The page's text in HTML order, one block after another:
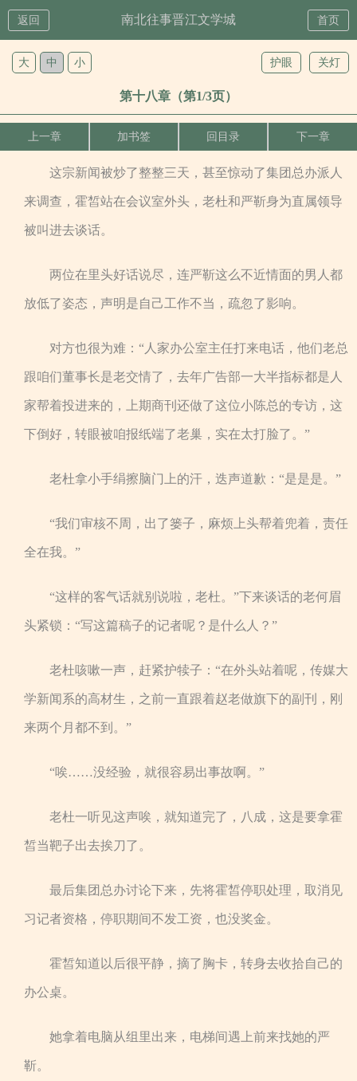
返回 南北往事晋江文学城 首页
关灯
护眼
大 中 小
第十八章（第1/3页）
上一章 加书签 回目录 下一章
这宗新闻被炒了整整三天，甚至惊动了集团总办派人
来调查，霍皙站在会议室外头，老杜和严靳身为直属领导
被叫进去谈话。
两位在里头好话说尽，连严靳这么不近情面的男人都
放低了姿态，声明是自己工作不当，疏忽了影响。
对方也很为难：“人家办公室主任打来电话，他们老总
跟咱们董事长是老交情了，去年广告部一大半指标都是人
家帮着投进来的，上期商刊还做了这位小陈总的专访，这
下倒好，转眼被咱报纸端了老巢，实在太打脸了。”
老杜拿小手绢擦脑门上的汗，迭声道歉：“是是是。”
“我们审核不周，出了篓子，麻烦上头帮着兜着，责任
全在我。”
“这样的客气话就别说啦，老杜。”下来谈话的老何眉
头紧锁：“写这篇稿子的记者呢？是什么人？”
老杜咳嗽一声，赶紧护犊子：“在外头站着呢，传媒大
学新闻系的高材生，之前一直跟着赵老做旗下的副刊，刚
来两个月都不到。”
“唉……没经验，就很容易出事故啊。”
老杜一听见这声唉，就知道完了，八成，这是要拿霍
皙当靶子出去挨刀了。
最后集团总办讨论下来，先将霍皙停职处理，取消见
习记者资格，停职期间不发工资，也没奖金。
霍皙知道以后很平静，摘了胸卡，转身去收拾自己的
办公桌。
她拿着电脑从组里出来，电梯间遇上前来找她的严
靳。